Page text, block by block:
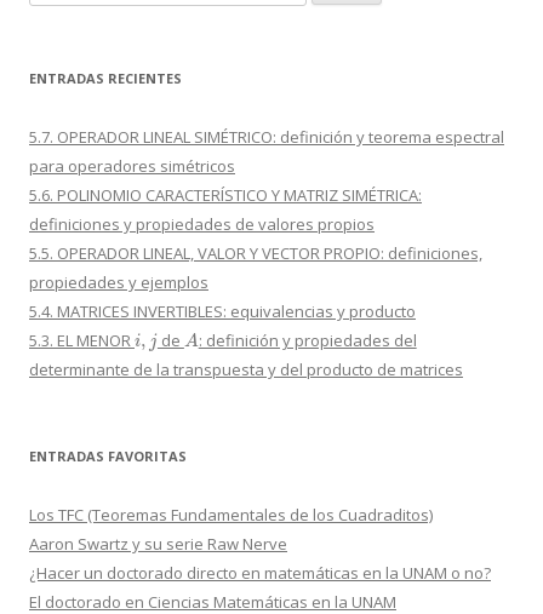
ENTRADAS RECIENTES
5.7. OPERADOR LINEAL SIMÉTRICO: definición y teorema espectral
para operadores simétricos
5.6. POLINOMIO CARACTERÍSTICO Y MATRIZ SIMÉTRICA:
definiciones y propiedades de valores propios
5.5. OPERADOR LINEAL, VALOR Y VECTOR PROPIO: definiciones,
propiedades y ejemplos
5.4. MATRICES INVERTIBLES: equivalencias y producto
5.3. EL MENORi,j de A: definición y propiedades del
determinante de la transpuesta y del producto de matrices
ENTRADAS FAVORITAS
Los TFC (Teoremas Fundamentales de los Cuadraditos)
Aaron Swartz y su serie Raw Nerve
¿Hacer un doctorado directo en matemáticas en la UNAM o no?
El doctorado en Ciencias Matemáticas en la UNAM